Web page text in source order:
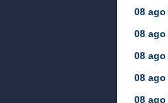
08 ago
08 ago
08 ago
08 ago
08 ago